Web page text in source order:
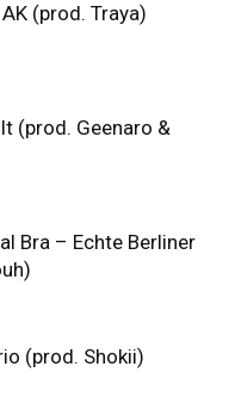
(prod. Traya)
(prod. Geenaro &
Bra – Echte Berliner
(prod. Shokii)